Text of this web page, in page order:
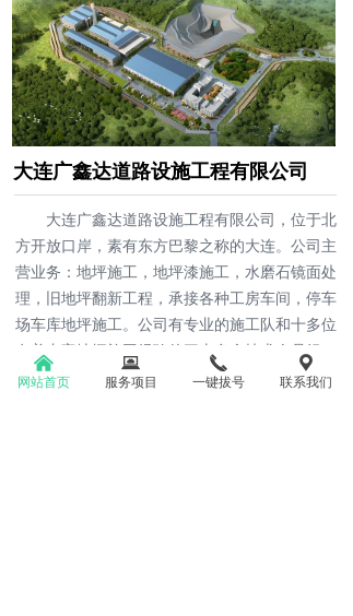
大连广鑫达道路设施工程有限公司
大连广鑫达道路设施工程有限公司，位于北
方开放口岸，素有东方巴黎之称的大连。公司主
营业务：地坪施工，地坪漆施工，水磨石镜面处
理，旧地坪翻新工程，承接各种工房车间，停车
场车库地坪施工。公司有专业的施工队和十多位
有着丰富地坪施工经验的三十多个技术人员组
成，公司有各种大中小型设备，能够同时承接各
낀
网站首页
뀵
服务项目
끅
一键拔号
끇
联系我们